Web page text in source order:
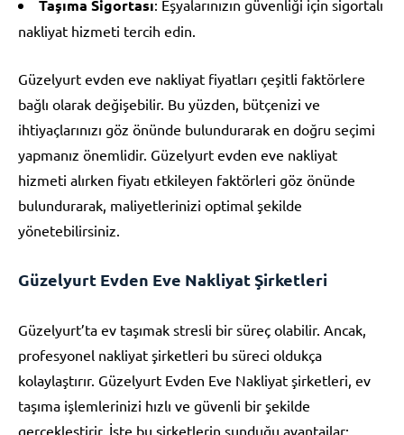
Taşıma Sigortası: Eşyalarınızın güvenliği için sigortalı
nakliyat hizmeti tercih edin.
Güzelyurt evden eve nakliyat fiyatları çeşitli faktörlere
bağlı olarak değişebilir. Bu yüzden, bütçenizi ve
ihtiyaçlarınızı göz önünde bulundurarak en doğru seçimi
yapmanız önemlidir. Güzelyurt evden eve nakliyat
hizmeti alırken fiyatı etkileyen faktörleri göz önünde
bulundurarak, maliyetlerinizi optimal şekilde
yönetebilirsiniz.
Güzelyurt Evden Eve Nakliyat Şirketleri
Güzelyurt’ta ev taşımak stresli bir süreç olabilir. Ancak,
profesyonel nakliyat şirketleri bu süreci oldukça
kolaylaştırır. Güzelyurt Evden Eve Nakliyat şirketleri, ev
taşıma işlemlerinizi hızlı ve güvenli bir şekilde
gerçekleştirir. İşte bu şirketlerin sunduğu avantajlar: